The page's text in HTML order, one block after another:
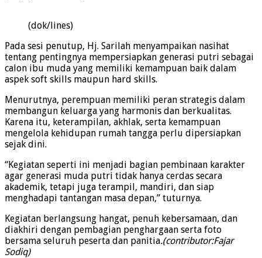
(dok/lines)
Pada sesi penutup, Hj. Sarilah menyampaikan nasihat
tentang pentingnya mempersiapkan generasi putri sebagai
calon ibu muda yang memiliki kemampuan baik dalam
aspek soft skills maupun hard skills.
Menurutnya, perempuan memiliki peran strategis dalam
membangun keluarga yang harmonis dan berkualitas.
Karena itu, keterampilan, akhlak, serta kemampuan
mengelola kehidupan rumah tangga perlu dipersiapkan
sejak dini.
“Kegiatan seperti ini menjadi bagian pembinaan karakter
agar generasi muda putri tidak hanya cerdas secara
akademik, tetapi juga terampil, mandiri, dan siap
menghadapi tantangan masa depan,” tuturnya.
Kegiatan berlangsung hangat, penuh kebersamaan, dan
diakhiri dengan pembagian penghargaan serta foto
bersama seluruh peserta dan panitia.(contributor:Fajar
Sodiq)